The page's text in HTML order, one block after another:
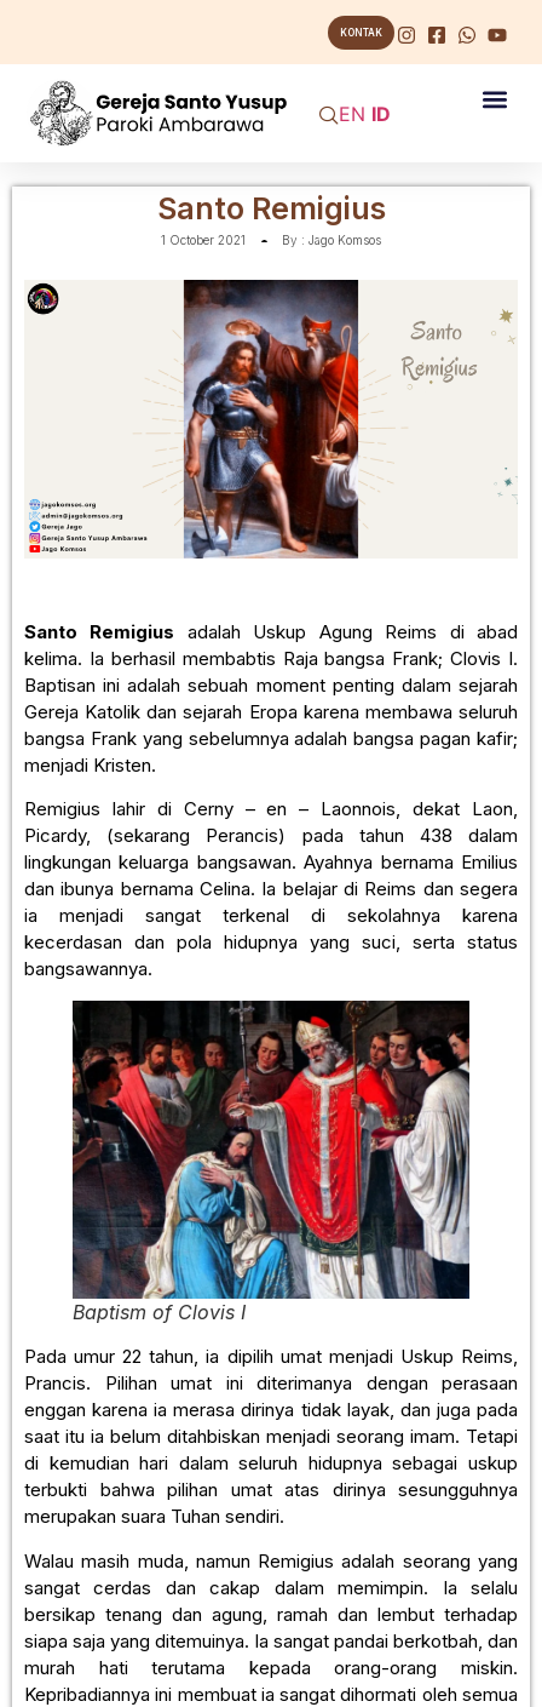
KONTAK
EN ID
Santo Remigius
1 October 2021 By : Jago Komsos
Santo Remigius adalah Uskup Agung Reims di abad
kelima. Ia berhasil membabtis Raja bangsa Frank; Clovis I.
Baptisan ini adalah sebuah moment penting dalam sejarah
Gereja Katolik dan sejarah Eropa karena membawa seluruh
bangsa Frank yang sebelumnya adalah bangsa pagan kafir;
menjadi Kristen.
Remigius lahir di Cerny – en – Laonnois, dekat Laon,
Picardy, (sekarang Perancis) pada tahun 438 dalam
lingkungan keluarga bangsawan. Ayahnya bernama Emilius
dan ibunya bernama Celina. Ia belajar di Reims dan segera
ia menjadi sangat terkenal di sekolahnya karena
kecerdasan dan pola hidupnya yang suci, serta status
bangsawannya.
Baptism of Clovis I
Pada umur 22 tahun, ia dipilih umat menjadi Uskup Reims,
Prancis. Pilihan umat ini diterimanya dengan perasaan
enggan karena ia merasa dirinya tidak layak, dan juga pada
saat itu ia belum ditahbiskan menjadi seorang imam. Tetapi
di kemudian hari dalam seluruh hidupnya sebagai uskup
terbukti bahwa pilihan umat atas dirinya sesungguhnya
merupakan suara Tuhan sendiri.
Walau masih muda, namun Remigius adalah seorang yang
sangat cerdas dan cakap dalam memimpin. Ia selalu
bersikap tenang dan agung, ramah dan lembut terhadap
siapa saja yang ditemuinya. Ia sangat pandai berkotbah, dan
murah hati terutama kepada orang-orang miskin.
Kepribadiannya ini membuat ia sangat dihormati oleh semua